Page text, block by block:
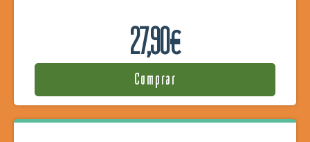
27,90€
Comprar